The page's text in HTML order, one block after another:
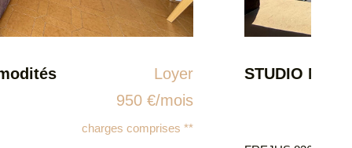
STUDIO MEUBLE Vue mer FREJUS-PLAGE
Loyer
850 €/mois
charges comprises **